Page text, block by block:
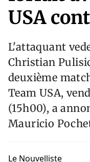
USA
L'attaquant
Christian
deuxième
Team USA,
(15h00), a
Mauricio
Le Nouvelliste